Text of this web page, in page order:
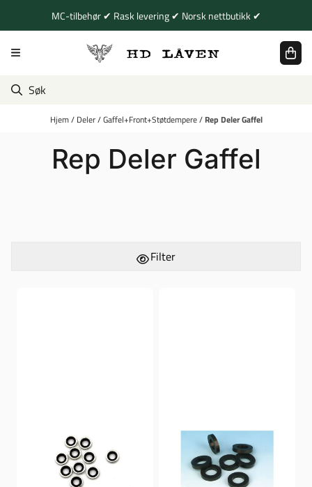
Hopp til innholdMC-tilbehør ✔ Rask levering ✔ Norsk nettbutikk ✔
Hjem/ Deler/Gaffel+Front+Støtdempere/ Rep Deler Gaffel
Rep Deler Gaffel
Filter